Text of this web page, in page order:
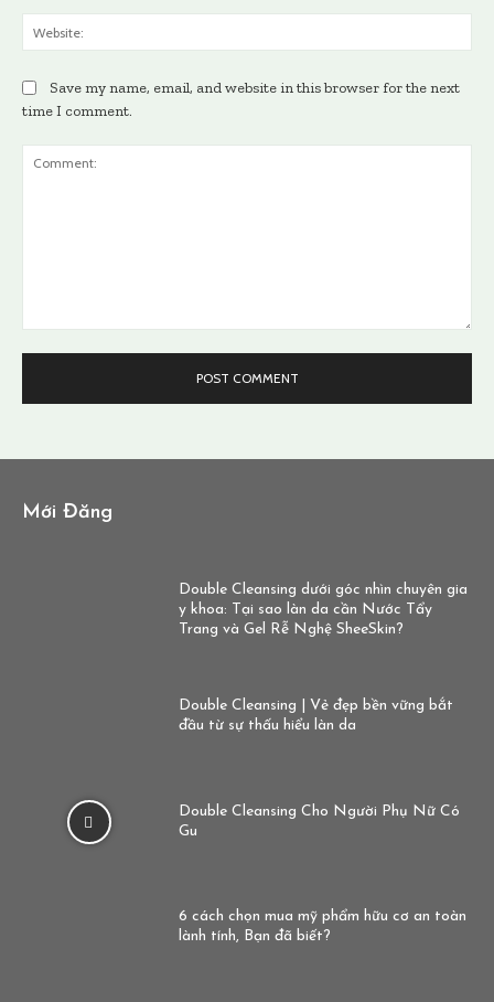
Save my name, email, and website in this browser for the next
time I comment.
Mới Đăng
Double Cleansing dưới góc nhìn chuyên gia
y khoa: Tại sao làn da cần Nước Tẩy
Trang và Gel Rễ Nghệ SheeSkin?
Double Cleansing | Vẻ đẹp bền vững bắt
đầu từ sự thấu hiểu làn da
Double Cleansing Cho Người Phụ Nữ Có
Gu
6 cách chọn mua mỹ phẩm hữu cơ an toàn
lành tính, Bạn đã biết?